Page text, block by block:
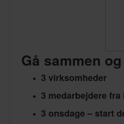
Gå sammen
3 virksomheder
3 medarbejdere
3 onsdage – start